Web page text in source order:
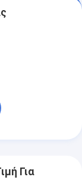
Για